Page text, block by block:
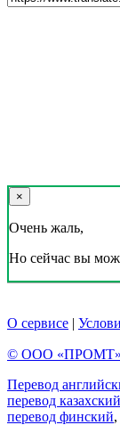
×
Очень жаль,
Но сейчас вы
О сервисе |
© ООО «ПРОМТ»,
Перевод
перевод казахский
перевод финский,